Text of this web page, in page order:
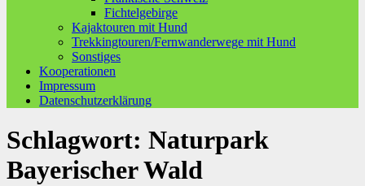
Fichtelgebirge
Kajaktouren mit Hund
Trekkingtouren/Fernwanderwege mit Hund
Sonstiges
Kooperationen
Impressum
Datenschutzerklärung
Schlagwort: Naturpark
Bayerischer Wald